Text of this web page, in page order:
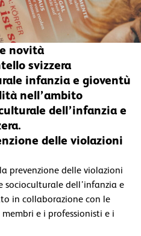
novità
svizzera
infanzia e gioventù
nell’ambito
dell’infanzia e
delle violazioni
prevenzione delle violazioni
socioculturale dell’infanzia e
in collaborazione con le
e i professionisti e i